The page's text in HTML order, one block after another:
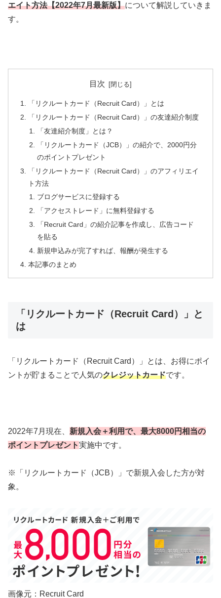
エイト方法【2022年7月最新版】について解説していきま
す。
目次
「リクルートカード（Recruit Card）」とは
「リクルートカード（Recruit Card）」の友達紹介制度
「友達紹介制度」とは？
「リクルートカード（JCB）」の紹介で、2000円分
のポイントプレゼント
「リクルートカード（Recruit Card）」のアフィリエイ
ト方法
ブログサービスに登録する
「アクセストレード」に無料登録する
「Recruit Card」の紹介記事を作成し、広告コード
を貼る
新規申込みが完了すれば、報酬が発生する
本記事のまとめ
「リクルートカード（Recruit Card）」と
は
「リクルートカード（Recruit Card）」とは、お得にポイ
ントが貯まることで人気のクレジットカードです。
2022年7月現在、 新規入会＋利用で、最大8000円相当の
ポイントプレゼント実施中です。
※「リクルートカード（JCB）」で新規入会した方が対
象。
画像元：Recruit Card